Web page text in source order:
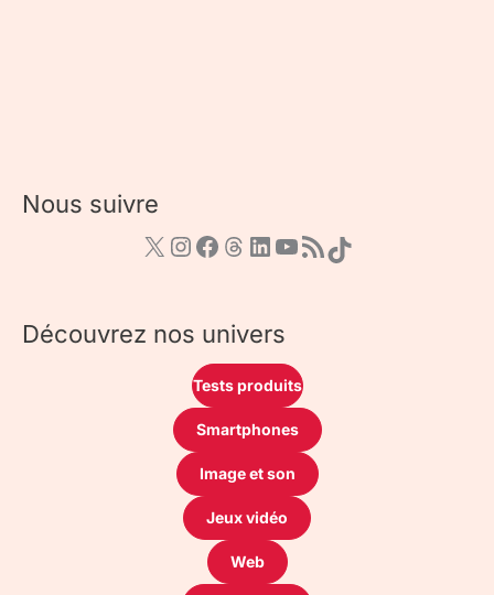
Nous suivre
Découvrez nos univers
Tests produits
Smartphones
Image et son
Jeux vidéo
Web